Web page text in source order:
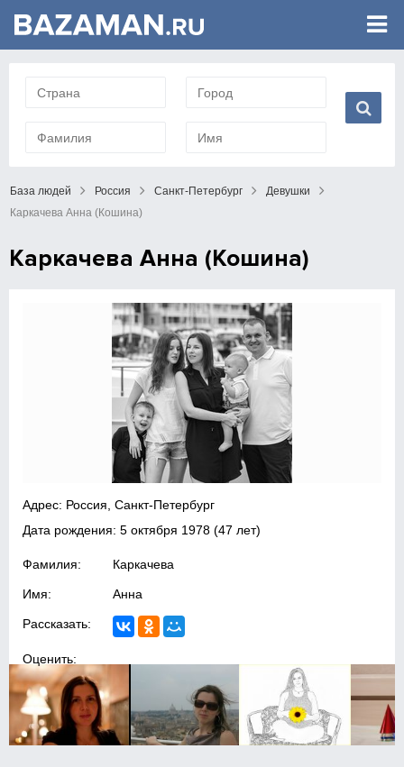
База людей Россия Санкт-Петербург
Девушки
Каркачева Анна (Кошина)
Каркачева Анна (Кошина)
Адрес: Россия, Санкт-Петербург
Дата рождения:5 октября 1978 (47 лет)
Фамилия: Каркачева
Имя: Анна
Рассказать:
Оценить: